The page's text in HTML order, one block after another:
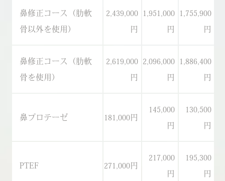
鼻修正コース（肋軟
骨以外を使用）
2,439,000
円
1,951,000
円
1,755,900
円
鼻修正コース（肋軟
骨を使用）
2,619,000
円
2,096,000
円
1,886,400
円
鼻プロテーゼ 181,000円
145,000
円
130,500
円
PTEF 271,000円
217,000
円
195,300
円